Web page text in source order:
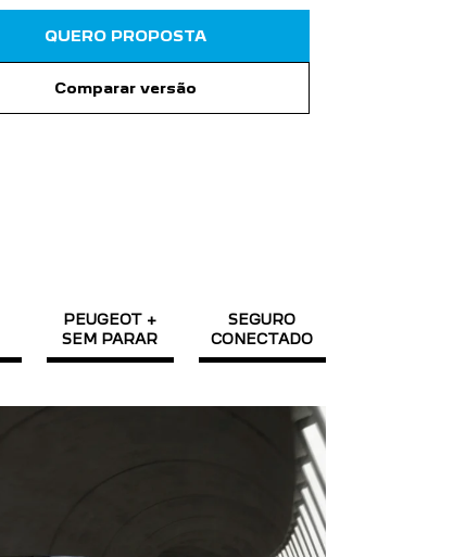
QUERO PROPOSTA
Comparar versão
PEUGEOT +
SEM PARAR
SEGURO
CONECTADO